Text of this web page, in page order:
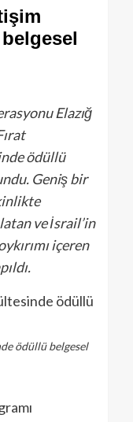
Elazığ
ödüllü
Geniş bir
ve İsrail’in
içeren
ödüllü belgesel